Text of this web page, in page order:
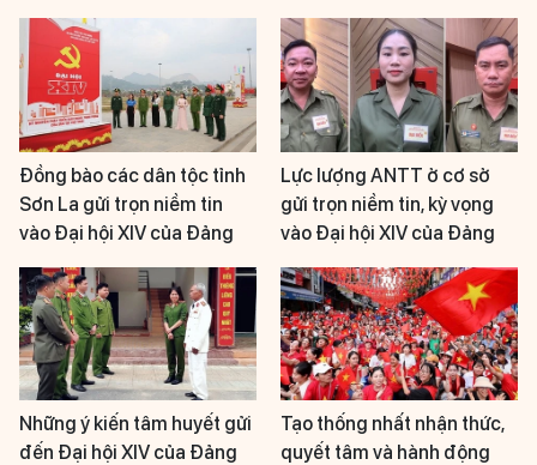
Đồng bào các dân tộc tỉnh
Sơn La gửi trọn niềm tin
vào Đại hội XIV của Đảng
Lực lượng ANTT ở cơ sở
gửi trọn niềm tin, kỳ vọng
vào Đại hội XIV của Đảng
Những ý kiến tâm huyết gửi
đến Đại hội XIV của Đảng
Tạo thống nhất nhận thức,
quyết tâm và hành động